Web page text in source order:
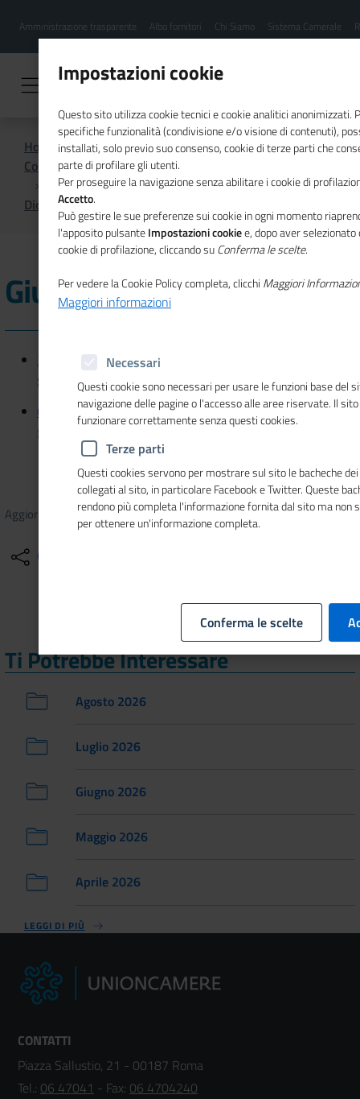
contenuto
Menu
hamburgher
Amministrazione trasparente Albo fornitori Chi Siamo Sistema Camerale
Home
Comunicazione istituzionale per il sistema camerale
Dicono di noi
Giugno 2021
28/06/2021 - ItaliaOggi Sette - Imprese artigiane meno
giovani
07/06/2021 - ItaliaOggi Sette - Imprese femminili su
grazie alle under35
Aggiornato il 10/09/202112:23
Condividi
Ti Potrebbe Interessare
Agosto 2026
Luglio 2026
Giugno 2026
Maggio 2026
Aprile 2026
LEGGI DI PIÙ
CONTATTI
Piazza Sallustio, 21 - 00187 Roma
Tel.: 06 47041 - Fax: 06 4704240
Impostazioni cookie
Questo sito utilizza cookie tecnici e cookie analitici anonimizzati.
specifiche funzionalità (condivisione e/o visione di contenuti),
installati, solo previo suo consenso, cookie di terze parti che
parte di profilare gli utenti.
Per proseguire la navigazione senza abilitare i cookie di
Accetto.
Può gestire le sue preferenze sui cookie in ogni momento
l'apposito pulsanteImpostazioni cookiee, dopo aver
cookie di profilazione, cliccando suConferma le scelte.
Per vedere la Cookie Policy completa, clicchi Maggiori
Maggiori informazioni
Necessari
Questi cookie sono necessari per usare le funzioni base del
navigazione delle pagine o l'accesso alle aree riservate. Il
funzionare correttamente senza questi cookies.
Terze parti
Questi cookies servono per mostrare sul sito le bacheche
collegati al sito, in particolare Facebook e Twitter. Queste
rendono più completa l'informazione fornita dal sito ma non
per ottenere un'informazione completa.
Conferma le scelte